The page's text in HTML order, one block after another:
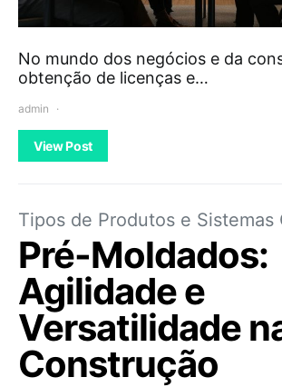
No mundo dos negócios e da
obtenção de licenças e…
admin
View Post
Tipos de Produtos e
Pré-Moldados:
Agilidade e
Versatilidade
Construção